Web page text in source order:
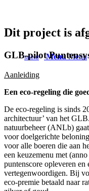
Menu Menu
Dit project is
GLB-pilot
Aanleiding
Een eco-regeling die
De eco-regeling is sinds
architectuur’ van het
natuurbeheer (ANLb)
voor doelgerichte
voor alle boeren die aan
een keuzemenu met
puntenscore opleveren
vertegenwoordigen. Bij
eco-premie betaald naar